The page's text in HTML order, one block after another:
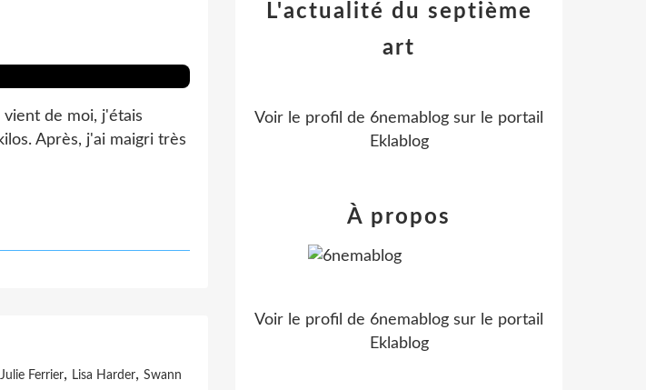
de moi, j'étais
Après, j'ai maigri très
Julie Ferrier, Lisa Harder, Swann
L'actualité du septième
art
Voir le profil de 6nemablog sur le portail
Eklablog
À propos
Voir le profil de 6nemablog sur le portail
Eklablog